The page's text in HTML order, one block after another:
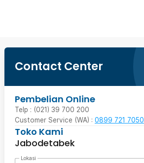
Contact Center
Pembelian Online
Telp : (021) 39 700 200
Customer Service (WA) : 0899 721 7050
Toko Kami
Jabodetabek
Lokasi